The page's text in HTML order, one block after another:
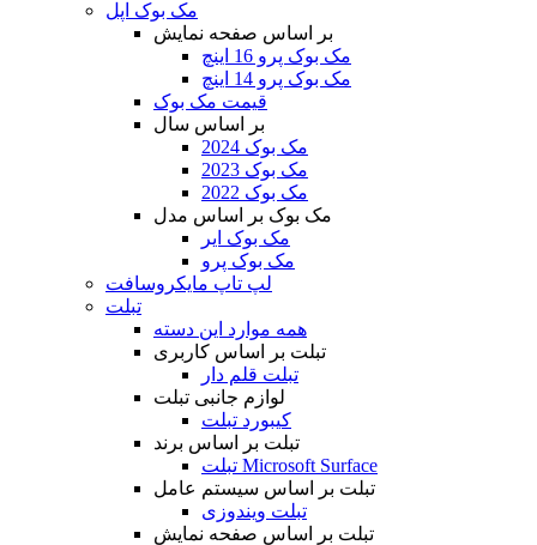
مک بوک اپل
بر اساس صفحه نمایش
مک بوک پرو 16 اینچ
مک بوک پرو 14 اینچ
قیمت مک بوک
بر اساس سال
مک بوک 2024
مک بوک 2023
مک بوک 2022
مک بوک بر اساس مدل
مک بوک ایر
مک بوک پرو
لپ تاپ مایکروسافت
تبلت
همه موارد این دسته
تبلت بر اساس کاربری
تبلت قلم دار
لوازم جانبی تبلت
کیبورد تبلت
تبلت بر اساس برند
تبلت Microsoft Surface
تبلت بر اساس سیستم عامل
تبلت ویندوزی
تبلت بر اساس صفحه نمایش